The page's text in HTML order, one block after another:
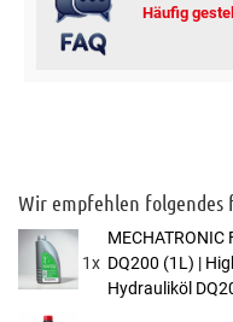
Häufig
Wir empfehlen folgendes
1x
MECHATRONIC
DQ200 (1L) |
Hydrauliköl